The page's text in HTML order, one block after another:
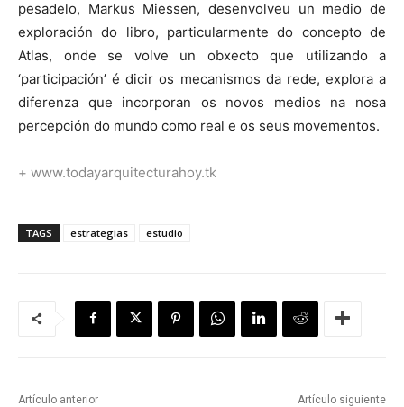
pesadelo, Markus Miessen, desenvolveu un medio de
exploración do libro, particularmente do concepto de
Atlas, onde se volve un obxecto que utilizando a
‘participación’ é dicir os mecanismos da rede, explora a
diferenza que incorporan os novos medios na nosa
percepción do mundo como real e os seus movementos.
+ www.todayarquitecturahoy.tk
TAGS estrategias estudio
Artículo anterior Artículo siguiente